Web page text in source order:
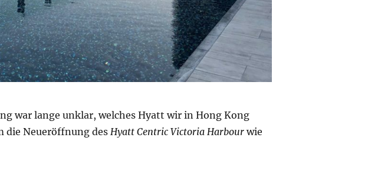
war lange unklar, welches Hyatt wir in Hong Kong
die Neueröffnung desHyatt Centric Victoria Harbourwie